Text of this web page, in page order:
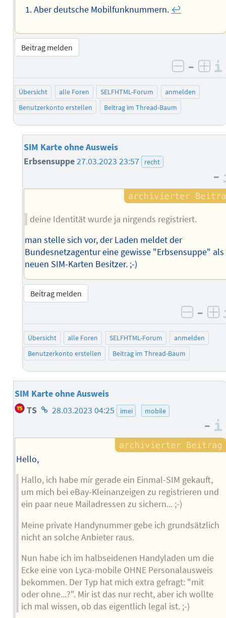
Aber deutsche Mobilfunknummern. ↩︎
Beitrag melden
negativ
–
Übersicht alle Foren SELFHTML-Forum
anmelden
Benutzerkonto erstellen
Beitrag im Thread-Baum
SIM Karte ohne Ausweis
Erbsensuppe27.03.2023 23:57 recht
–
deine Identität wurde ja nirgends registriert.
man stelle sich vor, der Laden meldet der
Bundesnetzagentur eine gewisse "Erbsensuppe" als
neuen SIM-Karten Besitzer. ;-)
Beitrag melden
–
Übersicht alle Foren SELFHTML-Forum
anmelden
Benutzerkonto erstellen
Beitrag im Thread-Baum
SIM Karte ohne Ausweis
TS Homepage
Autors
28.03.2023 04:25 imei mobile
–
Hello,
Hallo, ich habe mir gerade ein Einmal-SIM gekauft,
um mich bei eBay-Kleinanzeigen zu registrieren und
ein paar neue Mailadressen zu sichern... ;-)
Meine private Handynummer gebe ich grundsätzlich
nicht an solche Anbieter raus.
Nun habe ich im halbseidenen Handyladen um die
Ecke eine von Lyca-mobile OHNE Personalausweis
bekommen. Der Typ hat mich extra gefragt: "mit
oder ohne...?". Mir ist das nur recht, aber ich wollte
ich mal wissen, ob das eigentlich legal ist. ;-)